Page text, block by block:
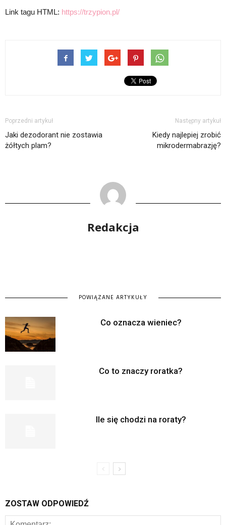
Link tagu HTML: https://trzypion.pl/
Poprzedni artykuł
Jaki dezodorant nie zostawia
żółtych plam?
Następny artykuł
Kiedy najlepiej zrobić
mikrodermabrazję?
Redakcja
POWIĄZANE ARTYKUŁY
Co oznacza wieniec?
Co to znaczy roratka?
Ile się chodzi na roraty?
ZOSTAW ODPOWIEDŹ